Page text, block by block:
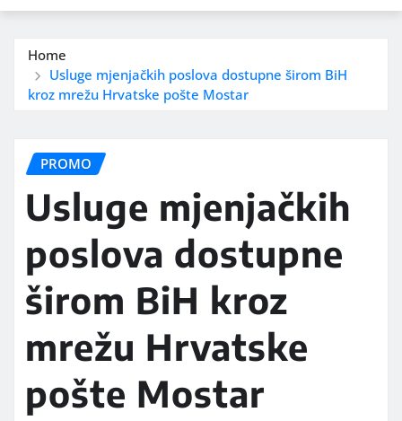
Home
Usluge mjenjačkih poslova dostupne širom BiH
kroz mrežu Hrvatske pošte Mostar
PROMO
Usluge mjenjačkih
poslova dostupne
širom BiH kroz
mrežu Hrvatske
pošte Mostar